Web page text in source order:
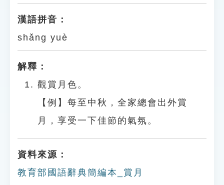
貓頭鷹博士
漢語拼音：
shǎng yuè
解釋：
觀賞月色。
【例】每至中秋，全家總會出外賞
月，享受一下佳節的氣氛。
資料來源：
教育部國語辭典簡編本_賞月